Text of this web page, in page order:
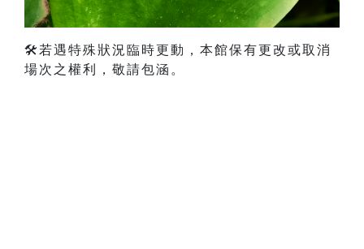
🛠️若遇特殊狀況臨時更動，本館保有更改或取消
場次之權利，敬請包涵。